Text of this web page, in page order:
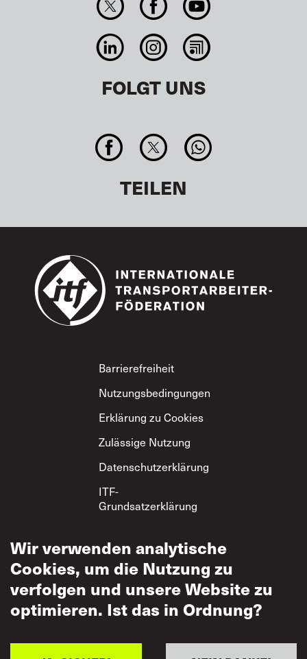
FOLGT UNS
TEILEN
Footer
Barrierefreiheit
Nutzungsbedingungen
Erklärung zu Cookies
Zulässige Nutzung
Datenschutzerklärung
ITF-
Grundsatzerklärung
Wir verwenden analytische
Cookies, um die Nutzung zu
verfolgen und unsere Website zu
optimieren. Ist das in Ordnung?